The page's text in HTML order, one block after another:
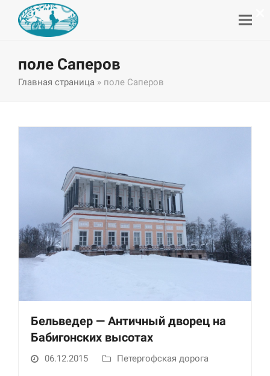
поле Саперов
Главная страница » поле Саперов
Бельведер — Античный дворец на
Бабигонских высотах
06.12.2015 Петергофская дорога